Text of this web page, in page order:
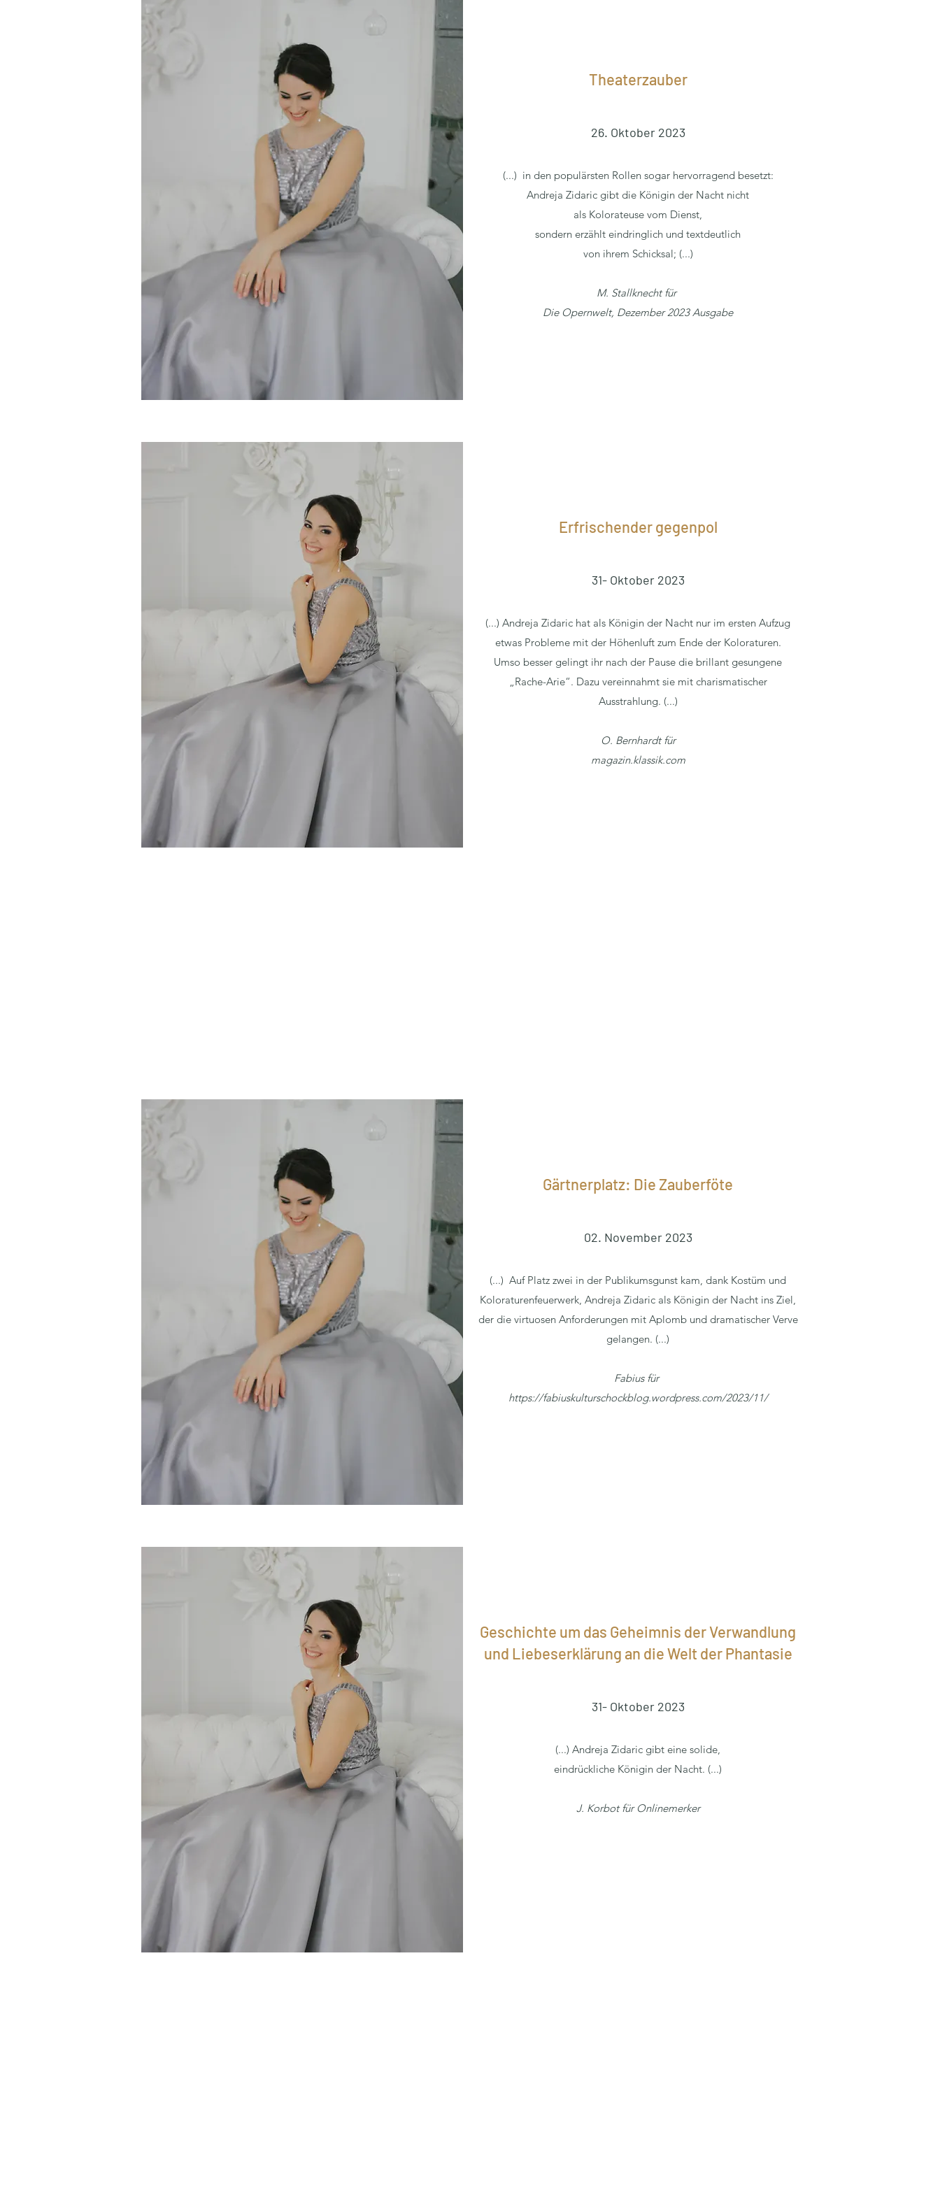
Theaterzauber
26. Oktober 2023
(...) in den populärsten Rollen sogar hervorragend besetzt:
Andreja Zidaric gibt die Königin der Nacht nicht
als Kolorateuse vom Dienst,
sondern erzählt eindringlich und textdeutlich
von ihrem Schicksal; (...)
M. Stallknecht für
Die Opernwelt, Dezember 2023 Ausgabe
Erfrischender gegenpol
31- Oktober 2023
(...) Andreja Zidaric hat als Königin der Nacht nur im ersten Aufzug
etwas Probleme mit der Höhenluft zum Ende der Koloraturen.
Umso besser gelingt ihr nach der Pause die brillant gesungene
„Rache-Arie“. Dazu vereinnahmt sie mit charismatischer
Ausstrahlung. (...)
O. Bernhardt für
magazin.klassik.com
Gärtnerplatz: Die Zauberföte
02. November 2023
(...) Auf Platz zwei in der Publikumsgunst kam, dank Kostüm und
Koloraturenfeuerwerk, Andreja Zidaric als Königin der Nacht ins Ziel,
der die virtuosen Anforderungen mit Aplomb und dramatischer Verve
gelangen. (...)
Fabius für
https://fabiuskulturschockblog.wordpress.com/2023/11/
Geschichte um das Geheimnis der Verwandlung
und Liebeserklärung an die Welt der Phantasie
31- Oktober 2023
(...) Andreja Zidaric gibt eine solide,
eindrückliche Königin der Nacht. (...)
J. Korbot für Onlinemerker